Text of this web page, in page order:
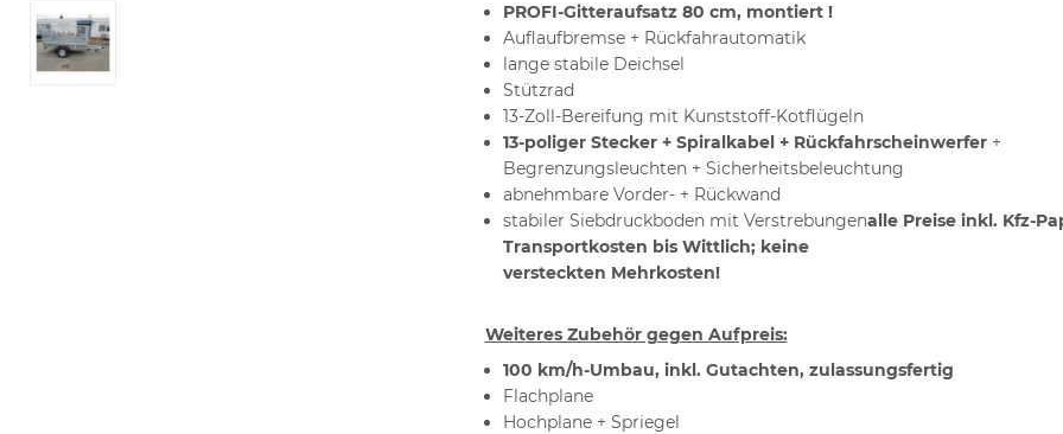
PROFI-Gitteraufsatz 80 cm, montiert !
Auflaufbremse + Rückfahrautomatik
lange stabile Deichsel
Stützrad
13-Zoll-Bereifung mit Kunststoff-Kotflügeln
13-poliger Stecker + Spiralkabel + Rückfahrscheinwerfer +
Begrenzungsleuchten + Sicherheitsbeleuchtung
abnehmbare Vorder- + Rückwand
stabiler Siebdruckboden mit Verstrebungenalle Preise inkl. Kfz-
Transportkosten bis Wittlich; keine
versteckten Mehrkosten!
Weiteres Zubehör gegen Aufpreis:
100 km/h-Umbau, inkl. Gutachten, zulassungsfertig
Flachplane
Hochplane + Spriegel